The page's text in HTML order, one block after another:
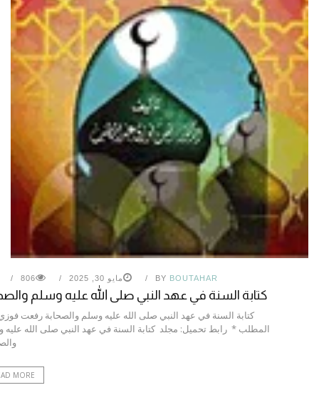
BY BOUTAHAR مايو 30, 2025 806
كتابة السنة في عهد النبي صلى الله عليه وسلم
كتابة السنة في عهد النبي صلى الله عليه وسلم والصحابة رفعت
المطلب * رابط تحميل: مجلد كتابة السنة في عهد النبي صلى الله عليه
MORE